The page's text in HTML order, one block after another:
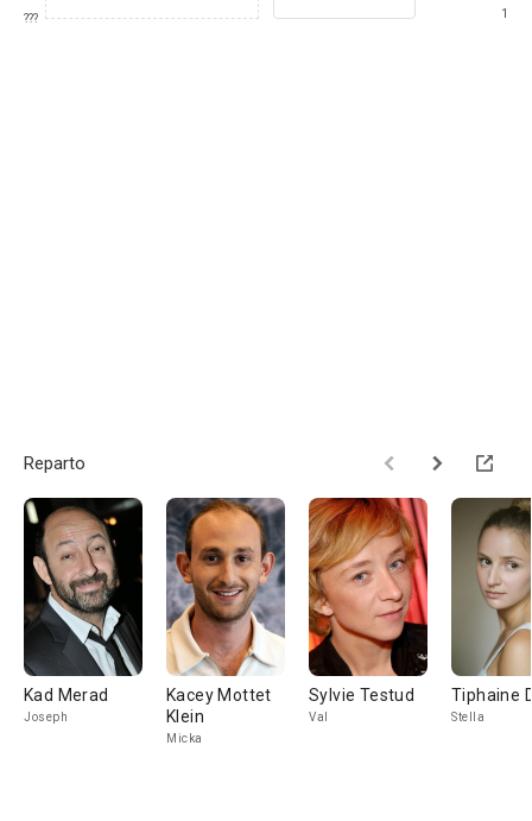
???
1
Reparto
Kad Merad
Joseph
Kacey Mottet
Klein
Micka
Sylvie Testud
Val
Tiphaine
Stella